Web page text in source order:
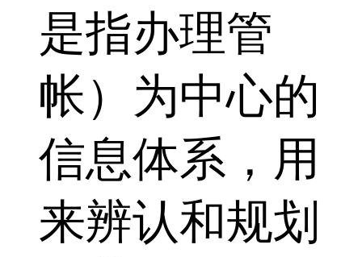
是指办理管
帐）为中心的
信息体系，用
来辨认和规划